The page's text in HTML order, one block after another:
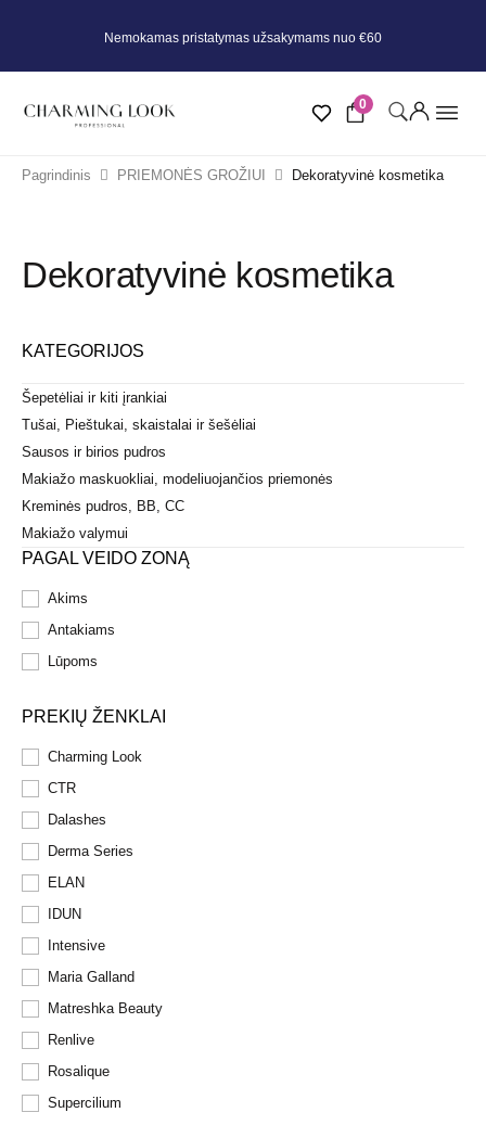
Nemokamas pristatymas užsakymams nuo €60
0
Pagrindinis PRIEMONĖS GROŽIUI Dekoratyvinė kosmetika
Dekoratyvinė kosmetika
KATEGORIJOS
Šepetėliai ir kiti įrankiai
Tušai, Pieštukai, skaistalai ir šešėliai
Sausos ir birios pudros
Makiažo maskuokliai, modeliuojančios priemonės
Kreminės pudros, BB, CC
Makiažo valymui
PAGAL VEIDO ZONĄ
Akims
Antakiams
Lūpoms
PREKIŲ ŽENKLAI
Charming Look
CTR
Dalashes
Derma Series
ELAN
IDUN
Intensive
Maria Galland
Matreshka Beauty
Renlive
Rosalique
Supercilium